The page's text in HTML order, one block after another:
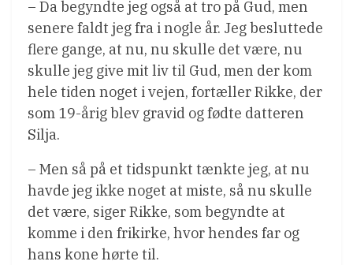
– Da begyndte jeg også at tro på Gud, men
senere faldt jeg fra i nogle år. Jeg besluttede
flere gange, at nu, nu skulle det være, nu
skulle jeg give mit liv til Gud, men der kom
hele tiden noget i vejen, fortæller Rikke, der
som 19-årig blev gravid og fødte datteren
Silja.
– Men så på et tidspunkt tænkte jeg, at nu
havde jeg ikke noget at miste, så nu skulle
det være, siger Rikke, som begyndte at
komme i den frikirke, hvor hendes far og
hans kone hørte til.